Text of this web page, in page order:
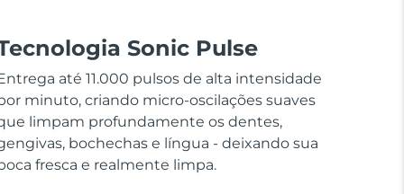
Sonic Pulse
até 11.000 pulsos de alta intensidade
minuto, criando micro-oscilações suaves
limpam profundamente os dentes,
bochechas e língua - deixando sua
fresca e realmente limpa.